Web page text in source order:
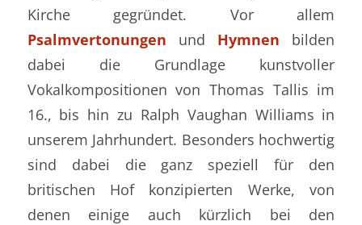
Kirche gegründet. Vor allem
Psalmvertonungen und Hymnen bilden
dabei die Grundlage kunstvoller
Vokalkompositionen von Thomas Tallis im
16., bis hin zu Ralph Vaughan Williams in
unserem Jahrhundert. Besonders hochwertig
sind dabei die ganz speziell für den
britischen Hof konzipierten Werke, von
denen einige auch kürzlich bei den